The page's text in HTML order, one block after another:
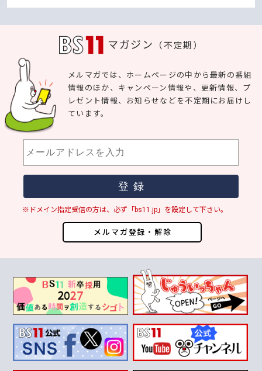
マガジン （不定期）
メルマガ登録・解除
メルマガでは、ホームページの中から最新の番組
情報のほか、キャンペーン情報や、更新情報、プ
レゼント情報、お知らせなどを不定期にお届けし
ています。
※ドメイン指定受信の方は、必ず「bs11.jp」を設定して下さい。